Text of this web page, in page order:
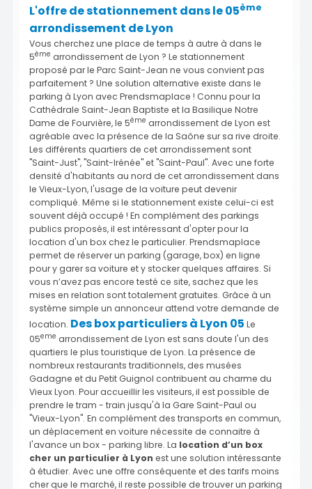
L'offre de stationnement dans le 05ème
arrondissement de Lyon
Vous cherchez une place de temps à autre à dans le
5ème arrondissement de Lyon ? Le stationnement
proposé par le Parc Saint-Jean ne vous convient pas
parfaitement ? Une solution alternative existe dans le
parking à Lyon avec Prendsmaplace ! Connu pour la
Cathédrale Saint-Jean Baptiste et la Basilique Notre
Dame de Fourvière, le 5ème arrondissement de Lyon est
agréable avec la présence de la Saône sur sa rive droite.
Les différents quartiers de cet arrondissement sont
"Saint-Just", "Saint-Irénée" et "Saint-Paul". Avec une forte
densité d'habitants au nord de cet arrondissement dans
le Vieux-Lyon, l'usage de la voiture peut devenir
compliqué. Même si le stationnement existe celui-ci est
souvent déjà occupé ! En complément des parkings
publics proposés, il est intéressant d'opter pour la
location d'un box chez le particulier. Prendsmaplace
permet de réserver un parking (garage, box) en ligne
pour y garer sa voiture et y stocker quelques affaires. Si
vous n’avez pas encore testé ce site, sachez que les
mises en relation sont totalement gratuites. Grâce à un
système simple un annonceur attend votre demande de
location. Des box particuliers à Lyon 05 Le
05eme arrondissement de Lyon est sans doute l'un des
quartiers le plus touristique de Lyon. La présence de
nombreux restaurants traditionnels, des musées
Gadagne et du Petit Guignol contribuent au charme du
Vieux Lyon. Pour accueillir les visiteurs, il est possible de
prendre le tram - train jusqu'à la Gare Saint-Paul ou
"Vieux-Lyon". En complément des transports en commun,
un déplacement en voiture nécessite de connaitre à
l'avance un box - parking libre. La location d’un box
cher un particulier à Lyon est une solution intéressante
à étudier. Avec une offre conséquente et des tarifs moins
cher que le marché, il reste possible de trouver un parking